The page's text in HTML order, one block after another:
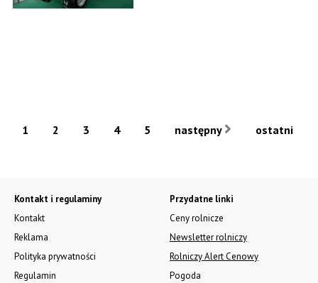
1 2 3 4 5 następny ostatni
Kontakt i regulaminy
Kontakt
Reklama
Polityka prywatności
Regulamin
Przydatne linki
Ceny rolnicze
Newsletter rolniczy
Rolniczy Alert Cenowy
Pogoda